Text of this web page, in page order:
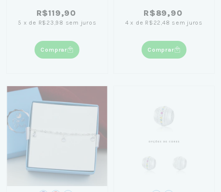
R$119,90
5 x de R$23,98 sem juros
Comprar
R$89,90
4 x de R$22,48 sem juros
Comprar